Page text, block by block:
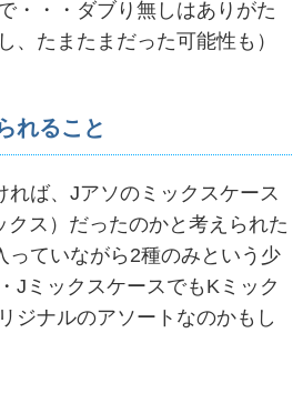
・・・ダブり無しはありがた
、たまたまだった可能性も）
れること
れば、Jアソのミックスケース
クス）だったのかと考えられた
っていながら2種のみという少
JミックスケースでもKミック
ジナルのアソートなのかもし